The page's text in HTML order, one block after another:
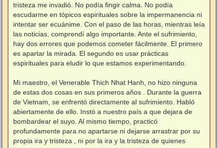
tristeza me invadió. No podía fingir calma. No podía
escudarme en tópicos espirituales sobre la impermanencia ni
intentar ser ecuánime. Con el paso de las horas, mientras leía
las noticias, comprendí algo importante. Ante el sufrimiento,
hay dos errores que podemos cometer fácilmente. El primero
es apartar la mirada. El segundo es usar prácticas
espirituales para eludir lo que estamos experimentando.
Mi maestro, el Venerable Thich Nhat Hanh, no hizo ninguna
de estas dos cosas en sus primeros años . Durante la guerra
de Vietnam, se enfrentó directamente al sufrimiento. Habló
abiertamente de ello. Instó a nuestro país a que dejara de
bombardear el suyo. Al mismo tiempo, practicó
profundamente para no apartarse ni dejarse arrastrar por su
propia ira y tristeza , ni por la ira y la tristeza de quienes